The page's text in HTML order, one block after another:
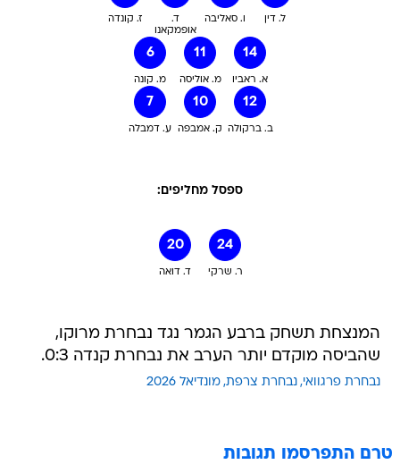
ז. קונדה
ד.
אופמקאנו
ו. סאליבה ל. דין
6
מ. קונה
11
מ. אוליסה
14
א. ראביו
7
ע. דמבלה
10
ק. אמבפה
12
ב. ברקולה
ספסל מחליפים:
20
ד. דואה
24
ר. שרקי
המנצחת תשחק ברבע הגמר נגד נבחרת מרוקו,
שהביסה מוקדם יותר הערב את נבחרת קנדה 0:3.
נבחרת פרגוואי נבחרת צרפת מונדיאל 2026
טרם התפרסמו תגובות